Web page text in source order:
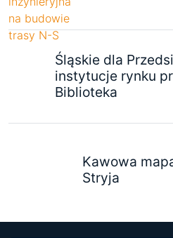
Śląskie dla
instytucje rynku
Biblioteka
Kawowa
Stryja